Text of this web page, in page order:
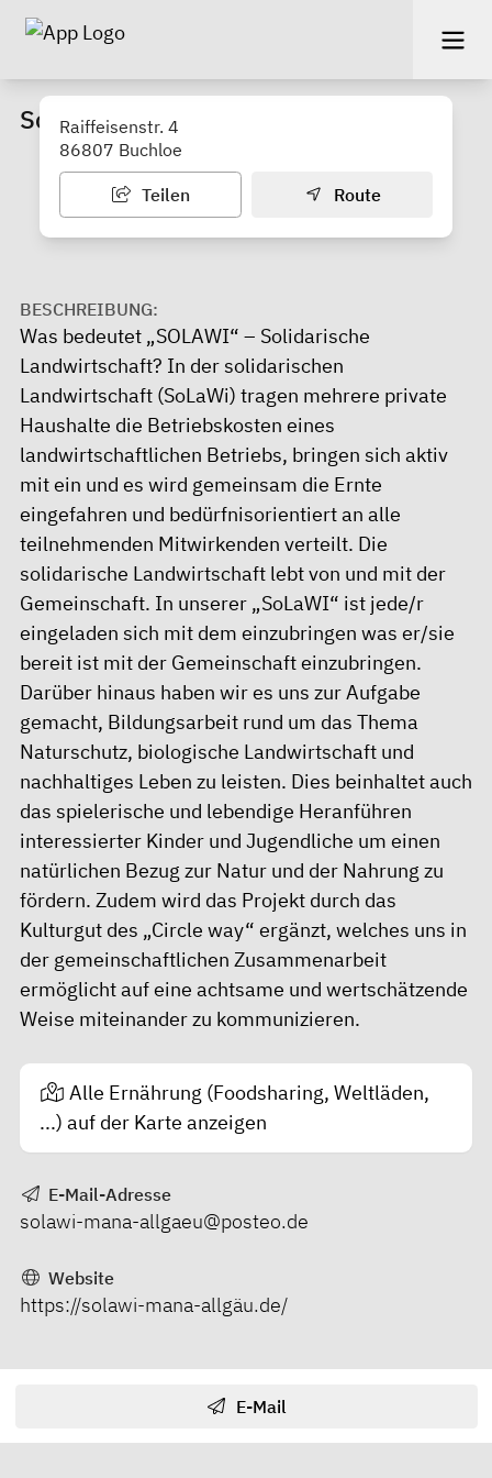
SoLaWi MaNa Allgäu e.V.
Raiffeisenstr. 4
86807 Buchloe
Teilen Route
BESCHREIBUNG:
Was bedeutet „SOLAWI“ – Solidarische
Landwirtschaft? In der solidarischen
Landwirtschaft (SoLaWi) tragen mehrere private
Haushalte die Betriebskosten eines
landwirtschaftlichen Betriebs, bringen sich aktiv
mit ein und es wird gemeinsam die Ernte
eingefahren und bedürfnisorientiert an alle
teilnehmenden Mitwirkenden verteilt. Die
solidarische Landwirtschaft lebt von und mit der
Gemeinschaft. In unserer „SoLaWI“ ist jede/r
eingeladen sich mit dem einzubringen was er/sie
bereit ist mit der Gemeinschaft einzubringen.
Darüber hinaus haben wir es uns zur Aufgabe
gemacht, Bildungsarbeit rund um das Thema
Naturschutz, biologische Landwirtschaft und
nachhaltiges Leben zu leisten. Dies beinhaltet auch
das spielerische und lebendige Heranführen
interessierter Kinder und Jugendliche um einen
natürlichen Bezug zur Natur und der Nahrung zu
fördern. Zudem wird das Projekt durch das
Kulturgut des „Circle way“ ergänzt, welches uns in
der gemeinschaftlichen Zusammenarbeit
ermöglicht auf eine achtsame und wertschätzende
Weise miteinander zu kommunizieren.
Alle Ernährung (Foodsharing, Weltläden,
...) auf der Karte anzeigen
E-Mail-Adresse
solawi-mana-allgaeu@posteo.de
Website
https://solawi-mana-allgäu.de/
E-Mail